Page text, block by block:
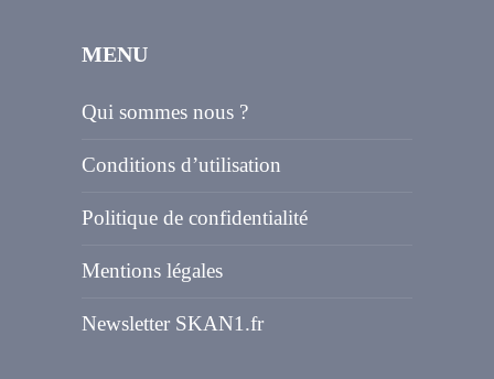
MENU
Qui sommes nous ?
Conditions d’utilisation
Politique de confidentialité
Mentions légales
Newsletter SKAN1.fr